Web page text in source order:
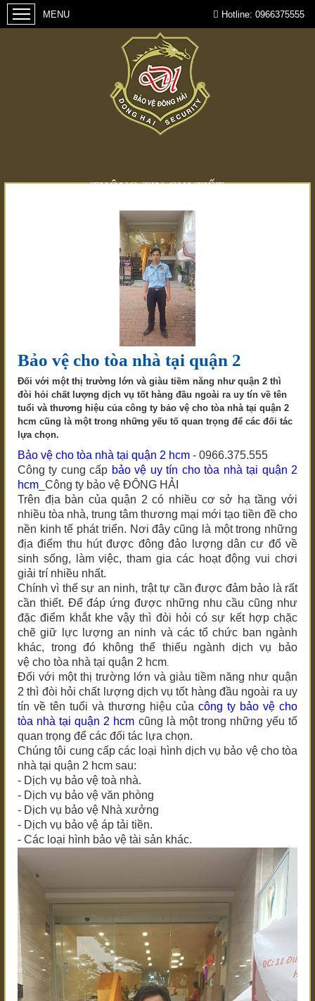
Hotline: 0966375555
THÔNG TIN CHI TIẾT
Bảo vệ cho tòa nhà tại quận 2
Đối với một thị trường lớn và giàu tiềm năng như quận 2 thì
đòi hỏi chất lượng dịch vụ tốt hàng đầu ngoài ra uy tín về tên
tuổi và thương hiệu của công ty bảo vệ cho tòa nhà tại quận 2
hcm cũng là một trong những yếu tố quan trọng để các đối tác
lựa chọn.
Bảo vệ cho tòa nhà tại quận 2 hcm - 0966.375.555
Công ty cung cấp bảo vệ uy tín cho tòa nhà tại quận 2
hcm _Công ty bảo vệ ĐÔNG HẢI
Trên địa bàn của quận 2 có nhiều cơ sở hạ tầng với
nhiều tòa nhà, trung tâm thương mại mới tạo tiền đề cho
nền kinh tế phát triển. Nơi đây cũng là một trong những
địa điểm thu hút được đông đảo lượng dân cư đổ về
sinh sống, làm việc, tham gia các hoạt động vui chơi
giải trí nhiều nhất.
Chính vì thế sự an ninh, trật tự cần được đảm bảo là rất
cần thiết. Để đáp ứng được những nhu cầu cũng như
đặc điểm khắt khe vậy thì đòi hỏi có sự kết hợp chặc
chẽ giữ lực lượng an ninh và các tổ chức ban ngành
khác, trong đó không thể thiếu ngành dịch vụ bảo
vệ cho tòa nhà tại quận 2 hcm.
Đối với một thị trường lớn và giàu tiềm năng như quận
2 thì đòi hỏi chất lượng dịch vụ tốt hàng đầu ngoài ra uy
tín về tên tuổi và thương hiệu của công ty bảo vệ cho
tòa nhà tại quận 2 hcm cũng là một trong những yếu tố
quan trọng để các đối tác lựa chọn.
Chúng tôi cung cấp các loại hình dịch vụ bảo vệ cho tòa
nhà tại quận 2 hcm sau:
- Dịch vụ bảo vệ toà nhà.
- Dịch vụ bảo vệ văn phòng
- Dịch vụ bảo vệ Nhà xưởng
- Dịch vụ bảo vệ áp tải tiền.
- Các loại hình bảo vệ tài sản khác.